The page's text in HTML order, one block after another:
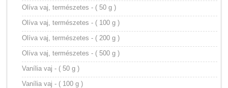
Olíva vaj, természetes - ( 50 g )
Olíva vaj, természetes - ( 100 g )
Olíva vaj, természetes - ( 200 g )
Olíva vaj, természetes - ( 500 g )
Vanília vaj - ( 50 g )
Vanília vaj - ( 100 g )